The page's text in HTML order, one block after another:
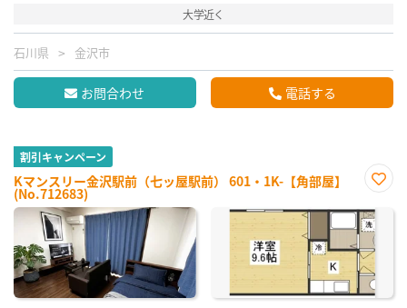
大学近く
石川県 金沢市
お問合わせ 電話する
割引キャンペーン
Kマンスリー金沢駅前（七ッ屋駅前） 601・1K-【角部屋】
(No.712683)
に入
り登
録